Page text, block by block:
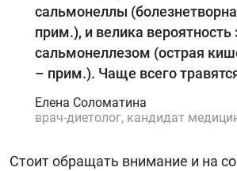
сальмонеллы
прим.), и велика вероятность
сальмонеллезом (острая
– прим.). Чаще всего
Елена Соломатина
врач-диетолог, кандидат
Стоит обращать внимание и на